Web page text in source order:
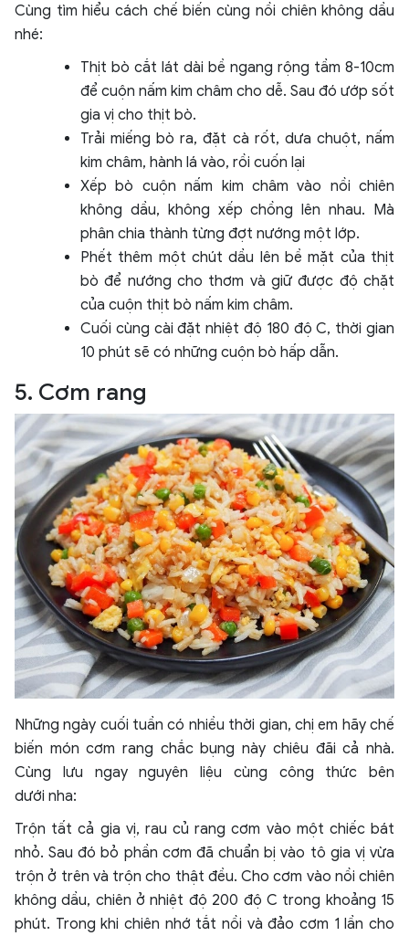
Cùng tìm hiểu cách chế biến cùng nồi chiên không dầu
nhé:
Thịt bò cắt lát dài bề ngang rộng tầm 8-10cm
để cuộn nấm kim châm cho dễ. Sau đó ướp sốt
gia vị cho thịt bò.
Trải miếng bò ra, đặt cà rốt, dưa chuột, nấm
kim châm, hành lá vào, rồi cuốn lại
Xếp bò cuộn nấm kim châm vào nồi chiên
không dầu, không xếp chồng lên nhau. Mà
phân chia thành từng đợt nướng một lớp.
Phết thêm một chút dầu lên bề mặt của thịt
bò để nướng cho thơm và giữ được độ chặt
của cuộn thịt bò nấm kim châm.
Cuối cùng cài đặt nhiệt độ 180 độ C, thời gian
10 phút sẽ có những cuộn bò hấp dẫn.
5. Cơm rang
Những ngày cuối tuần có nhiều thời gian, chị em hãy chế
biến món cơm rang chắc bụng này chiêu đãi cả nhà.
Cùng lưu ngay nguyên liệu cùng công thức bên
dưới nha:
Trộn tất cả gia vị, rau củ rang cơm vào một chiếc bát
nhỏ. Sau đó bỏ phần cơm đã chuẩn bị vào tô gia vị vừa
trộn ở trên và trộn cho thật đều. Cho cơm vào nồi chiên
không dầu, chiên ở nhiệt độ 200 độ C trong khoảng 15
phút. Trong khi chiên nhớ tắt nồi và đảo cơm 1 lần cho